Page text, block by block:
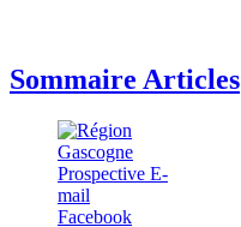
Sommaire Articles